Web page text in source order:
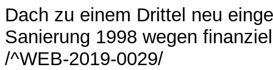
Dach zu einem Drittel neu
Sanierung 1998 wegen
/^WEB-2019-0029/